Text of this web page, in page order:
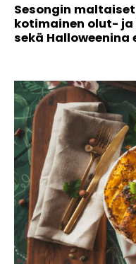
Sesongin
kotimainen olut-
sekä